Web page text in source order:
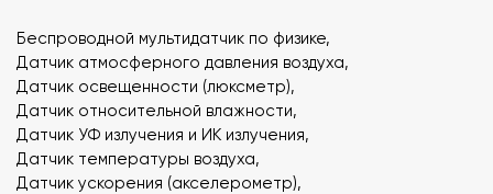
Беспроводной мультидатчик по физике,
Датчик атмосферного давления воздуха,
Датчик освещенности (люксметр),
Датчик относительной влажности,
Датчик УФ излучения и ИК излучения,
Датчик температуры воздуха,
Датчик ускорения (акселерометр),